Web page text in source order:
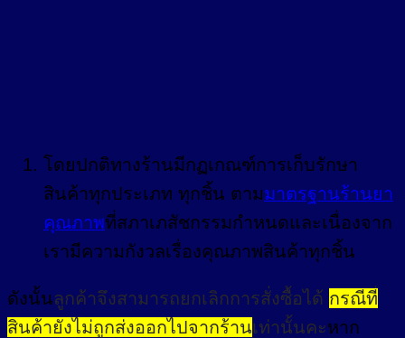
โดยปกติทางร้านมีกฏเกณฑ์การเก็บรักษา
สินค้าทุกประเภท ทุกชิ้น ตามมาตรฐานร้านยา
คุณภาพที่สภาเภสัชกรรมกำหนดและเนื่องจาก
เรามีความกังวลเรื่องคุณภาพสินค้าทุกชิ้น
ดังนั้นลูกค้าจึงสามารถยกเลิกการสั่งซื้อได้ กรณีที่
สินค้ายังไม่ถูกส่งออกไปจากร้านเท่านั้นคะหาก